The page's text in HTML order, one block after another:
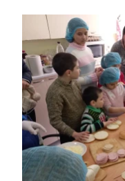
LÍBÍ SE
Abychom mohli